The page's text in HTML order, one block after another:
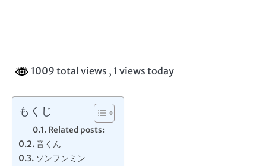
1009 total views , 1 views today
もくじ
Related posts:
音くん
ソンフンミン